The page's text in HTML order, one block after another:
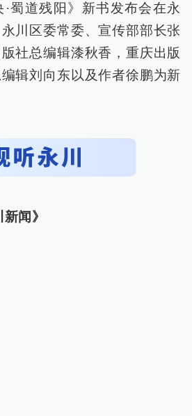
蜀道残阳》新书发布会在永
川区委常委、宣传部部长张
社总编辑漆秋香，重庆出版
辑刘向东以及作者徐鹏为新
闻》